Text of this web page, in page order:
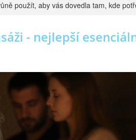
použít, aby vás dovedla tam, kde
- nejlepší